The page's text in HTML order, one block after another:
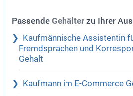
Passende Gehälter zu Ihrer
Kaufmännische Assistentin
Fremdsprachen und
Gehalt
Kaufmann im E-Commerce